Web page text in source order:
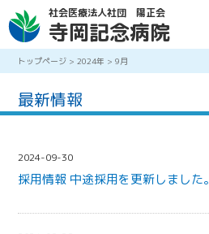
社会医療法人社団 陽正会
寺岡記念病院
トップページ >2024年 >9月
最新情報
2024-09-30
採用情報 中途採用を更新しました。